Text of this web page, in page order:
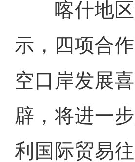
喀什地区
示，四项合
空口岸发展
辟，将进一
利国际贸易